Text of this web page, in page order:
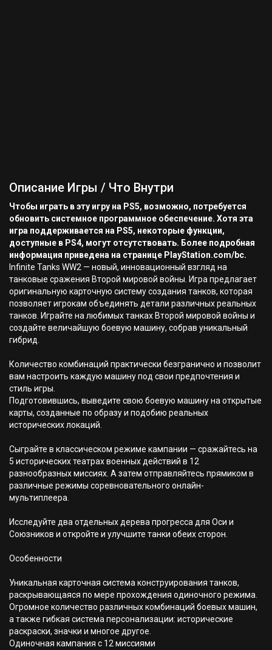
Описание Игры / Что Внутри
Чтобы играть в эту игру на PS5, возможно, потребуется
обновить системное программное обеспечение. Хотя эта
игра поддерживается на PS5, некоторые функции,
доступные в PS4, могут отсутствовать. Более подробная
информация приведена на странице PlayStation.com/bc.
Infinite Tanks WW2 — новый, инновационный взгляд на
танковые сражения Второй мировой войны. Игра предлагает
оригинальную карточную систему создания танков, которая
позволяет игрокам объединять детали различных реальных
танков. Играйте на любимых танках Второй мировой войны и
создайте величайшую боевую машину, собрав уникальный
гибрид.
Количество комбинаций практически безгранично и позволит
вам настроить каждую машину под свои предпочтения и
стиль игры.
Подготовившись, выведите свою боевую машину на открытые
карты, созданные по образу и подобию реальных
исторических локаций.
Сыграйте в классическом режиме кампании — сражайтесь на
5 исторических театрах военных действий в 12
разнообразных миссиях. А затем отправляйтесь прямиком в
различные режимы соревновательного онлайн-
мультиплеера.
Исследуйте два отдельных дерева прогресса для Оси и
Союзников и откройте и улучшите танки обеих сторон.
Особенности
Уникальная карточная система конструирования танков,
раскрывающаяся по мере прохождения одиночного режима.
Огромное количество различных комбинаций боевых машин,
а также гибкая система персонализации: исторические
раскраски, значки и многое другое.
Одиночная кампания с 12 миссиями